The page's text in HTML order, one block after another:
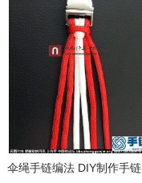
伞绳手链编法 DIY制作手链